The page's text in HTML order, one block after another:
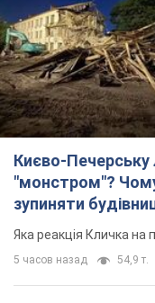
Києво-
"монстром"?
зупиняти
"московського
Яка реакція Кличка на
5 часов назад 54,9 т.